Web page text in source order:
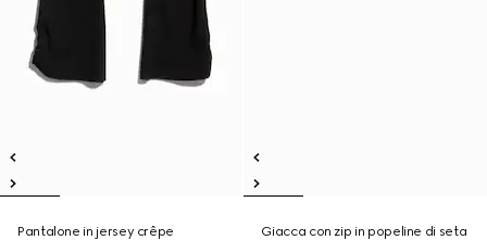
Pantalone in jersey crêpe
Giacca con zip in popeline di seta